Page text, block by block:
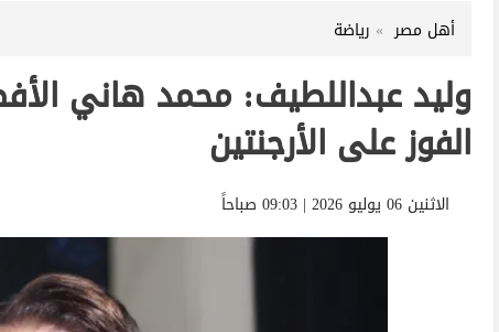
أهل مصر رياضة
وليد عبداللطيف: محمد هاني
الفوز على الأرجنتين
الاثنين 06 يوليو 2026 | 09:03 صباحاً